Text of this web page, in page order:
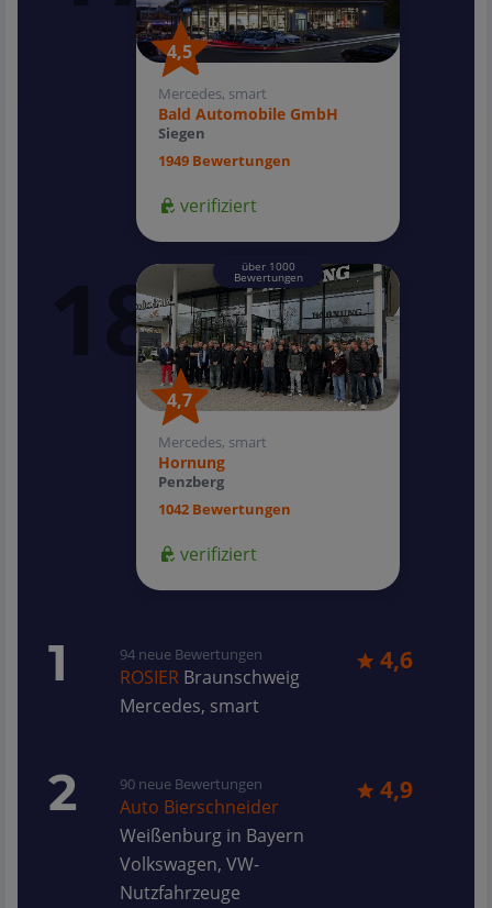
4,5
4,5
Mercedes, smart
Bald Automobile GmbH
Siegen
1949 Bewertungen
verifiziert
4,7
4,7
über 1000
Bewertungen
Mercedes, smart
Hornung
Penzberg
1042 Bewertungen
verifiziert
1 4,6
94 neue Bewertungen
ROSIER Braunschweig
Mercedes, smart
2 4,9
90 neue Bewertungen
Auto Bierschneider
Weißenburg in Bayern
Volkswagen, VW-
Nutzfahrzeuge